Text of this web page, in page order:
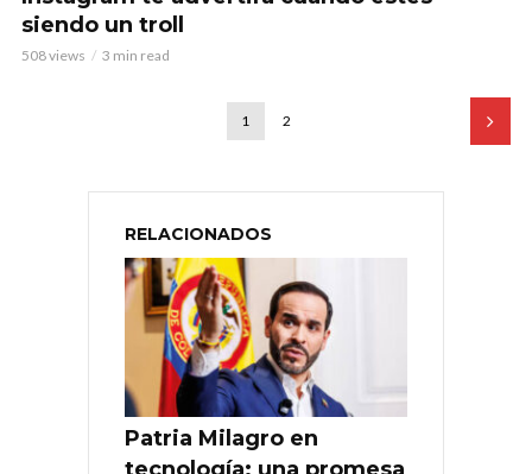
siendo un troll
508 views 3 min read
1 2
RELACIONADOS
Patria Milagro en